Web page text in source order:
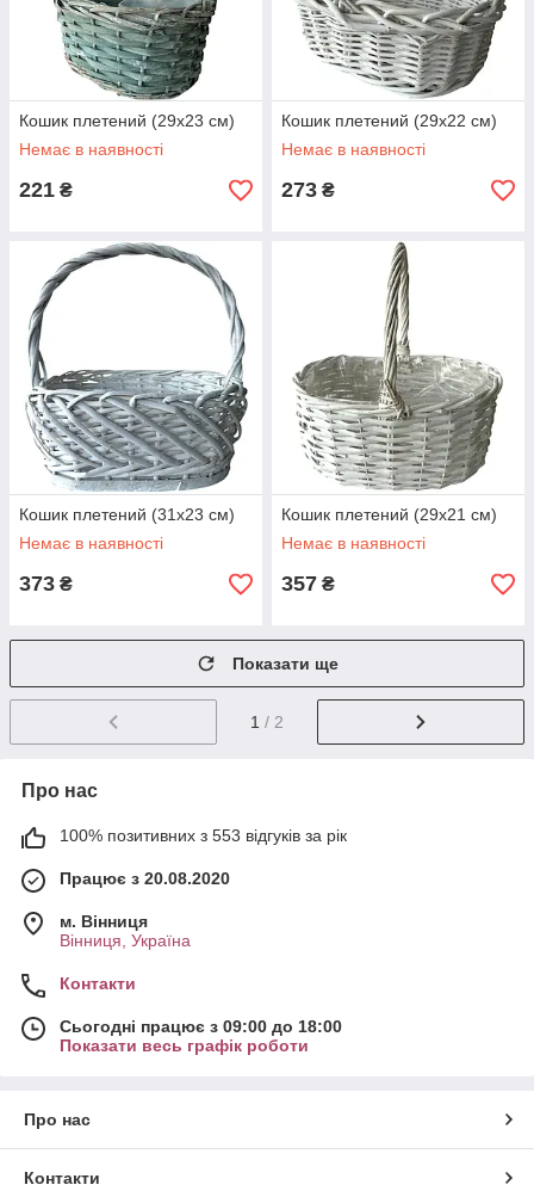
Кошик плетений (29х23 см)
Немає в наявності
221 ₴
Кошик плетений (29х22 см)
Немає в наявності
273 ₴
Кошик плетений (31х23 см)
Немає в наявності
373 ₴
Кошик плетений (29х21 см)
Немає в наявності
357 ₴
Показати ще
1 / 2
Про нас
100% позитивних з 553 відгуків за рік
Працює з 20.08.2020
м. Вінниця
Вінниця, Україна
Контакти
Сьогодні працює з 09:00 до 18:00
Показати весь графік роботи
Про нас
Контакти